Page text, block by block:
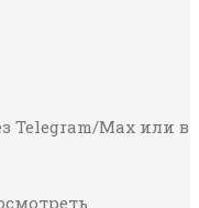
Telegram/Max или в